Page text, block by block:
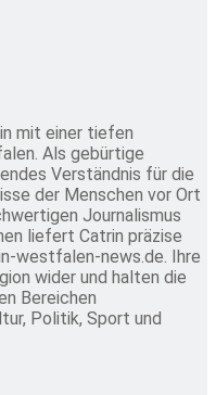
mit einer tiefen
Als gebürtige
Verständnis für die
der Menschen vor Ort
Journalismus
liefert Catrin präzise
westfalen-news.de. Ihre
wider und halten die
Bereichen
Politik, Sport und